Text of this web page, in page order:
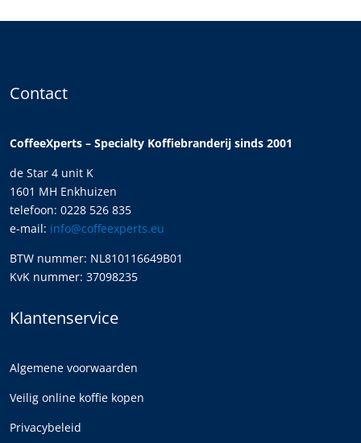
Contact
CoffeeXperts – Specialty Koffiebranderij sinds 2001
de Star 4 unit K
1601 MH Enkhuizen
telefoon: 0228 526 835
e-mail: info@coffeexperts.eu
BTW nummer: NL810116649B01
KvK nummer: 37098235
Klantenservice
Algemene voorwaarden
Veilig online koffie kopen
Privacybeleid